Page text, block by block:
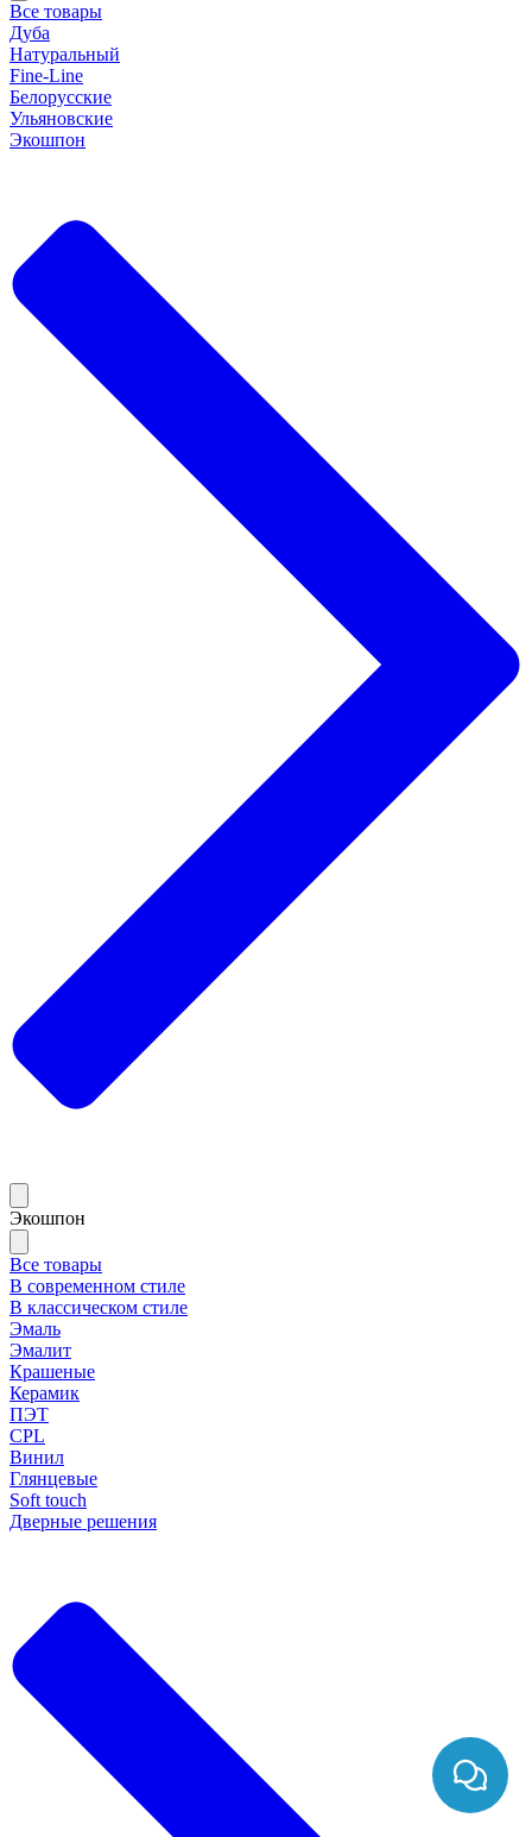
Все товары
Дуба
Натуральный
Fine-Line
Белорусские
Ульяновские
Экошпон
Экошпон
Все товары
В современном стиле
В классическом стиле
Эмаль
Эмалит
Крашеные
Керамик
ПЭТ
CPL
Винил
Глянцевые
Soft touch
Дверные решения